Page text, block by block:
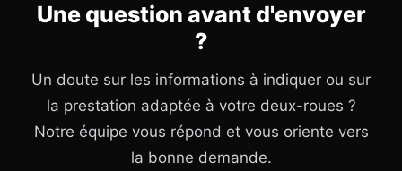
Une question avant d'envoyer
?
Un doute sur les informations à indiquer ou sur
la prestation adaptée à votre deux-roues ?
Notre équipe vous répond et vous oriente vers
la bonne demande.